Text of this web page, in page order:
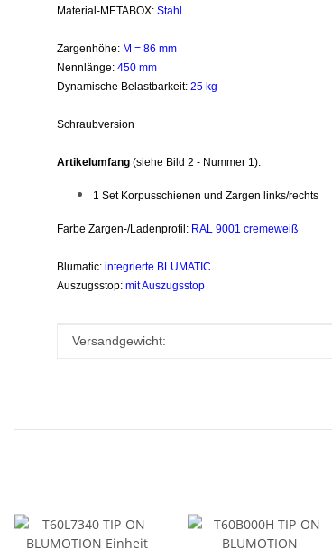
Material-METABOX: Stahl
Zargenhöhe: M = 86 mm
Nennlänge: 450 mm
Dynamische Belastbarkeit: 25 kg
Schraubversion
Artikelumfang (siehe Bild 2 - Nummer 1):
1 Set Korpusschienen und Zargen links/rechts
Farbe Zargen-/Ladenprofil: RAL 9001 cremeweiß
Blumatic: integrierte BLUMATIC
Auszugsstop: mit Auszugsstop
Produkteigenschaft
Wert
Versandgewicht: